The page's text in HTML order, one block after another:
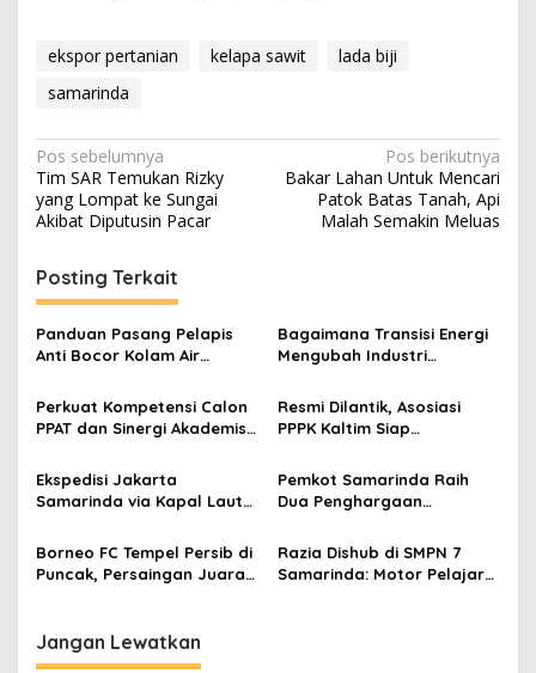
ekspor pertanian kelapa sawit
lada biji
samarinda
Navigasi
pos
Pos sebelumnya
Tim SAR Temukan Rizky
yang Lompat ke Sungai
Akibat Diputusin Pacar
Pos berikutnya
Bakar Lahan Untuk Mencari
Patok Batas Tanah, Api
Malah Semakin Meluas
Posting Terkait
Panduan Pasang Pelapis
Anti Bocor Kolam Air
Bagaimana Transisi Energi
Mengubah Industri
Perkuat Kompetensi Calon
PPAT dan Sinergi Akademis,
Bimtek Ujian PPAT 2026
Resmi Dilantik, Asosiasi
PPPK Kaltim Siap
Karier Hingga Kawal Isu
Kontrak ke Pusat
Ekspedisi Jakarta
Samarinda via Kapal Laut
Lebih Efisien
Pemkot Samarinda Raih
Dua Penghargaan
Kalimantan 2026
Borneo FC Tempel Persib di
Puncak, Persaingan Juara
Razia Dishub di SMPN 7
Samarinda: Motor Pelajar
Jangan Lewatkan